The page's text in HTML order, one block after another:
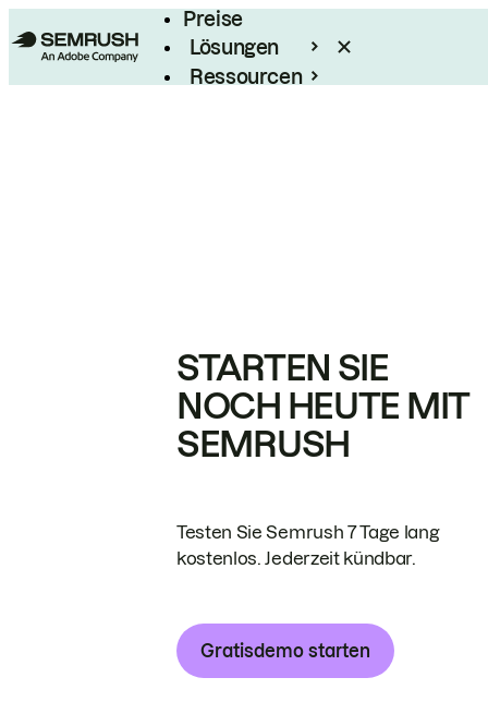
Preise
Lösungen
Ressourcen
STARTEN SIE
NOCH HEUTE MIT
SEMRUSH
Testen Sie Semrush 7 Tage lang
kostenlos. Jederzeit kündbar.
Gratisdemo starten